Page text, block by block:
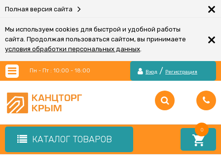
Полная версия сайта ×
Мы используем cookies для быстрой и удобной работы
сайта. Продолжая пользоваться сайтом, вы принимаете
условия обработки персональных данных.
×
Пн - Пт : 10:00 - 18:00 Вход / Регистрация
КАТАЛОГ ТОВАРОВ
0